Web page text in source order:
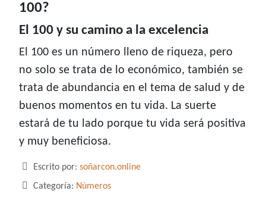
100?
El 100 y su camino a la excelencia
El 100 es un número lleno de riqueza, pero
no solo se trata de lo económico, también se
trata de abundancia en el tema de salud y de
buenos momentos en tu vida. La suerte
estará de tu lado porque tu vida será positiva
y muy beneficiosa.
Detalles
Escrito por: soñarcon.online
Categoría: Números